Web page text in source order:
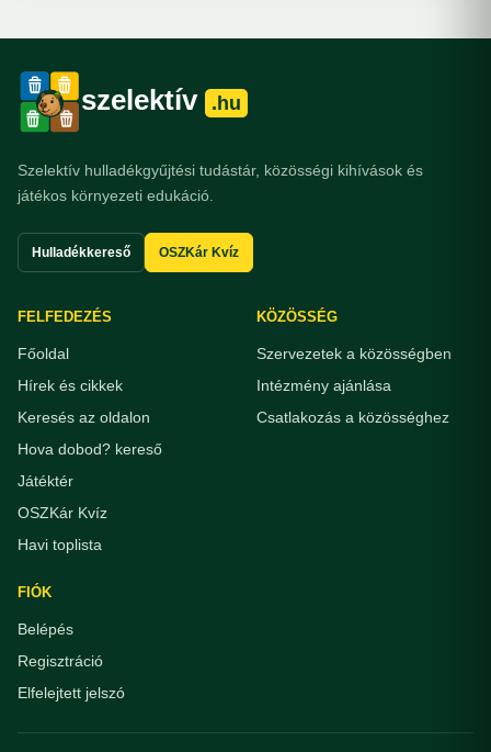
szelektív .hu
Szelektív hulladékgyűjtési tudástár, közösségi kihívások és
játékos környezeti edukáció.
Hulladékkereső OSZKár Kvíz
FELFEDEZÉS
Főoldal
Hírek és cikkek
Keresés az oldalon
Hova dobod? kereső
Játéktér
OSZKár Kvíz
Havi toplista
KÖZÖSSÉG
Szervezetek a közösségben
Intézmény ajánlása
Csatlakozás a közösséghez
FIÓK
Belépés
Regisztráció
Elfelejtett jelszó